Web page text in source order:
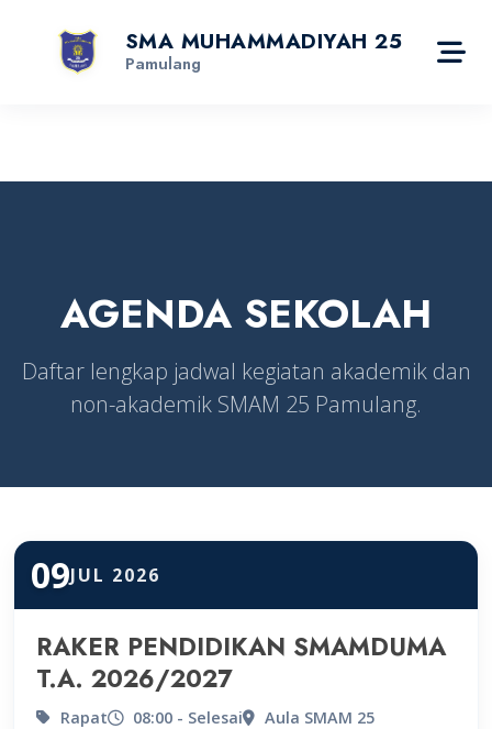
SMA MUHAMMADIYAH 25
Pamulang
AGENDA SEKOLAH
Daftar lengkap jadwal kegiatan akademik dan
non-akademik SMAM 25 Pamulang.
09JUL 2026
RAKER PENDIDIKAN SMAMDUMA
T.A. 2026/2027
Rapat 08:00 - Selesai Aula SMAM 25